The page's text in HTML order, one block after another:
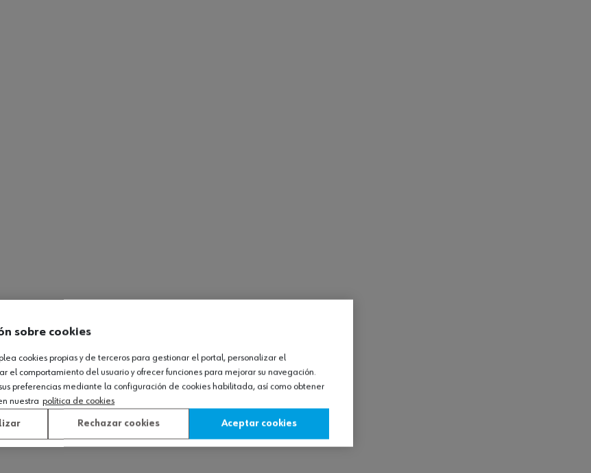
sobre cookies
cookies propias y de terceros para gestionar el portal, personalizar el
el comportamiento del usuario y ofrecer funciones para mejorar su navegación.
preferencias mediante la configuración de cookies habilitada, así como obtener
nuestra política de cookies
Rechazar cookies Aceptar cookies